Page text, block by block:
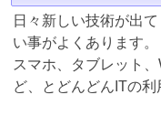
日々新しい技術が出
い事がよくあります。
スマホ、タブレット
ど、とどんどんITの利